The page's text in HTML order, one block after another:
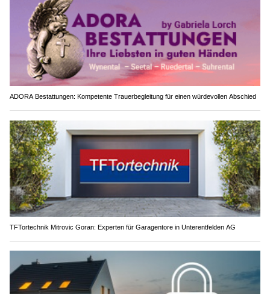
ADORA Bestattungen: Kompetente Trauerbegleitung für einen würdevollen Abschied
TFTortechnik Mitrovic Goran: Experten für Garagentore in Unterentfelden AG